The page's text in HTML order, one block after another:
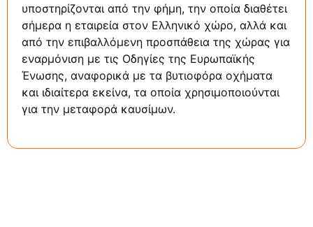
υποστηρίζονται από την φήμη, την οποία διαθέτει
σήμερα η εταιρεία στον Ελληνικό χώρο, αλλά και
από την επιβαλλόμενη προσπάθεια της χώρας για
εναρμόνιση με τις Οδηγίες της Ευρωπαϊκής
Ένωσης, αναφορικά με τα βυτιοφόρα οχήματα
και ιδιαίτερα εκείνα, τα οποία χρησιμοποιούνται
για την μεταφορά καυσίμων.